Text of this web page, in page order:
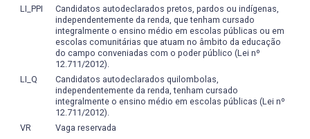
LI_PPI
Candidatos autodeclarados pretos, pardos ou indígenas,
independentemente da renda, que tenham cursado
integralmente o ensino médio em escolas públicas ou em
escolas comunitárias que atuam no âmbito da educação
do campo conveniadas com o poder público (Lei nº
12.711/2012).
LI_Q
Candidatos autodeclarados quilombolas,
independentemente da renda, tenham cursado
integralmente o ensino médio em escolas públicas (Lei nº
12.711/2012).
VR
Vaga reservada